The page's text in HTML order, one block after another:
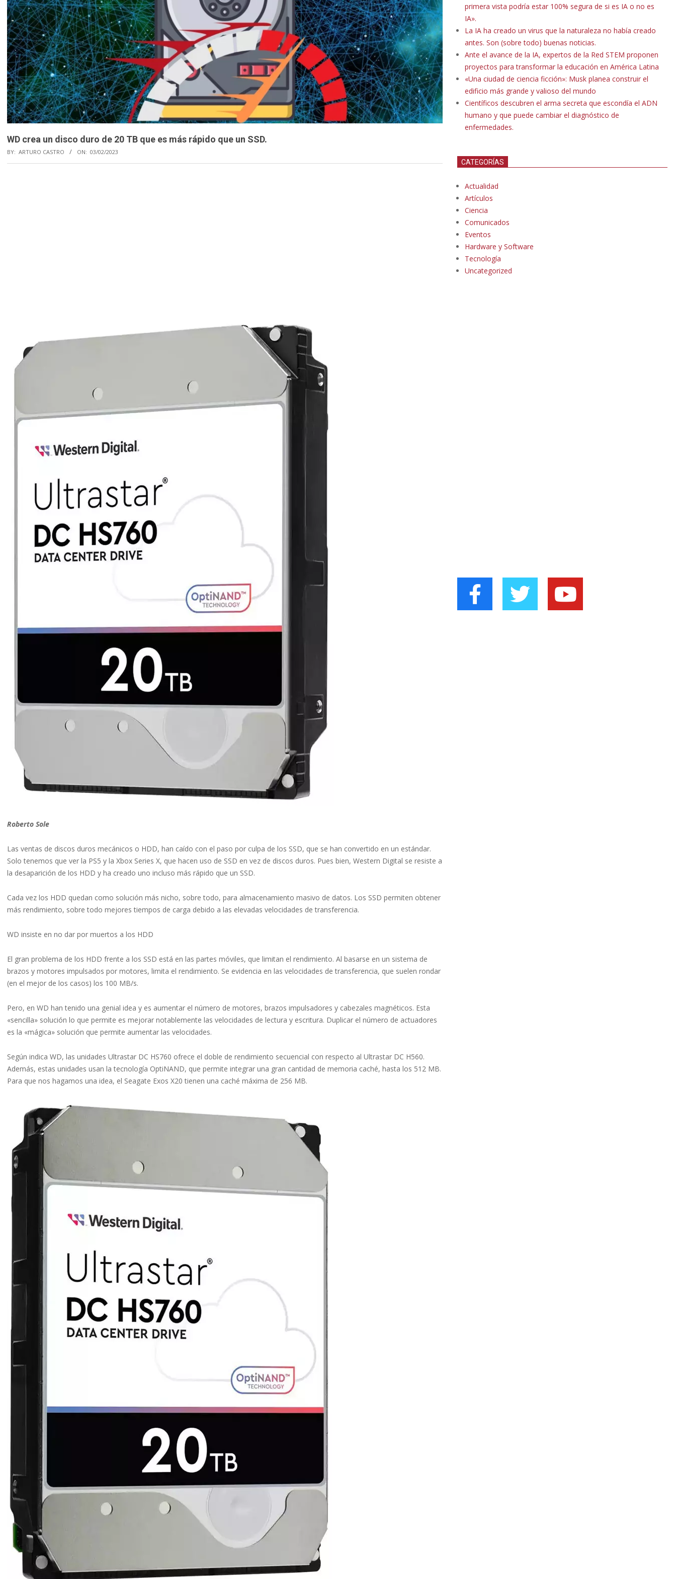
WD crea un disco duro de 20 TB que es más rápido que un SSD.
BY: ARTURO CASTRO ON: 03/02/2023
Roberto Sole
Las ventas de discos duros mecánicos o HDD, han caído con el paso por culpa de los SSD, que se han convertido en un estándar.
Solo tenemos que ver la PS5 y la Xbox Series X, que hacen uso de SSD en vez de discos duros. Pues bien, Western Digital se resiste a
la desaparición de los HDD y ha creado uno incluso más rápido que un SSD.
Cada vez los HDD quedan como solución más nicho, sobre todo, para almacenamiento masivo de datos. Los SSD permiten obtener
más rendimiento, sobre todo mejores tiempos de carga debido a las elevadas velocidades de transferencia.
WD insiste en no dar por muertos a los HDD
El gran problema de los HDD frente a los SSD está en las partes móviles, que limitan el rendimiento. Al basarse en un sistema de
brazos y motores impulsados por motores, limita el rendimiento. Se evidencia en las velocidades de transferencia, que suelen rondar
(en el mejor de los casos) los 100 MB/s.
Pero, en WD han tenido una genial idea y es aumentar el número de motores, brazos impulsadores y cabezales magnéticos. Esta
«sencilla» solución lo que permite es mejorar notablemente las velocidades de lectura y escritura. Duplicar el número de actuadores
es la «mágica» solución que permite aumentar las velocidades.
Según indica WD, las unidades Ultrastar DC HS760 ofrece el doble de rendimiento secuencial con respecto al Ultrastar DC H560.
Además, estas unidades usan la tecnología OptiNAND, que permite integrar una gran cantidad de memoria caché, hasta los 512 MB.
Para que nos hagamos una idea, el Seagate Exos X20 tienen una caché máxima de 256 MB.
primera vista podría estar 100% segura de si es IA o no es
IA».
La IA ha creado un virus que la naturaleza no había creado
antes. Son (sobre todo) buenas noticias.
Ante el avance de la IA, expertos de la Red STEM proponen
proyectos para transformar la educación en América Latina
«Una ciudad de ciencia ficción»: Musk planea construir el
edificio más grande y valioso del mundo
Científicos descubren el arma secreta que escondía el ADN
humano y que puede cambiar el diagnóstico de
enfermedades.
CATEGORÍAS
Actualidad
Artículos
Ciencia
Comunicados
Eventos
Hardware y Software
Tecnología
Uncategorized